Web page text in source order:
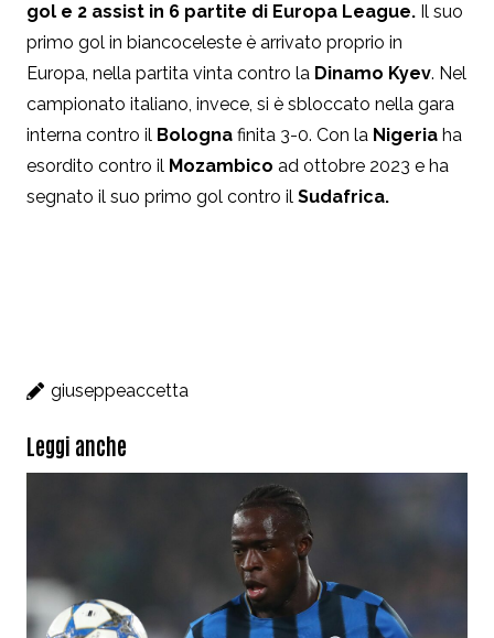
gol e 2 assist in 6 partite di Europa League. Il suo
primo gol in biancoceleste è arrivato proprio in
Europa, nella partita vinta contro la Dinamo Kyev. Nel
campionato italiano, invece, si è sbloccato nella gara
interna contro il Bologna finita 3-0. Con la Nigeria ha
esordito contro il Mozambico ad ottobre 2023 e ha
segnato il suo primo gol contro il Sudafrica.
giuseppeaccetta
Leggi anche